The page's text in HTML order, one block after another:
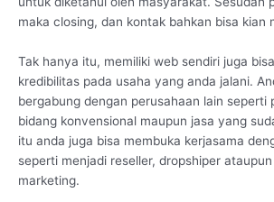
maka closing, dan kontak bahkan bisa kian
Tak hanya itu, memiliki web sendiri juga
kredibilitas pada usaha yang anda jalani.
bergabung dengan perusahaan lain seperti
bidang konvensional maupun jasa yang
itu anda juga bisa membuka kerjasama
seperti menjadi reseller, dropshiper
marketing.